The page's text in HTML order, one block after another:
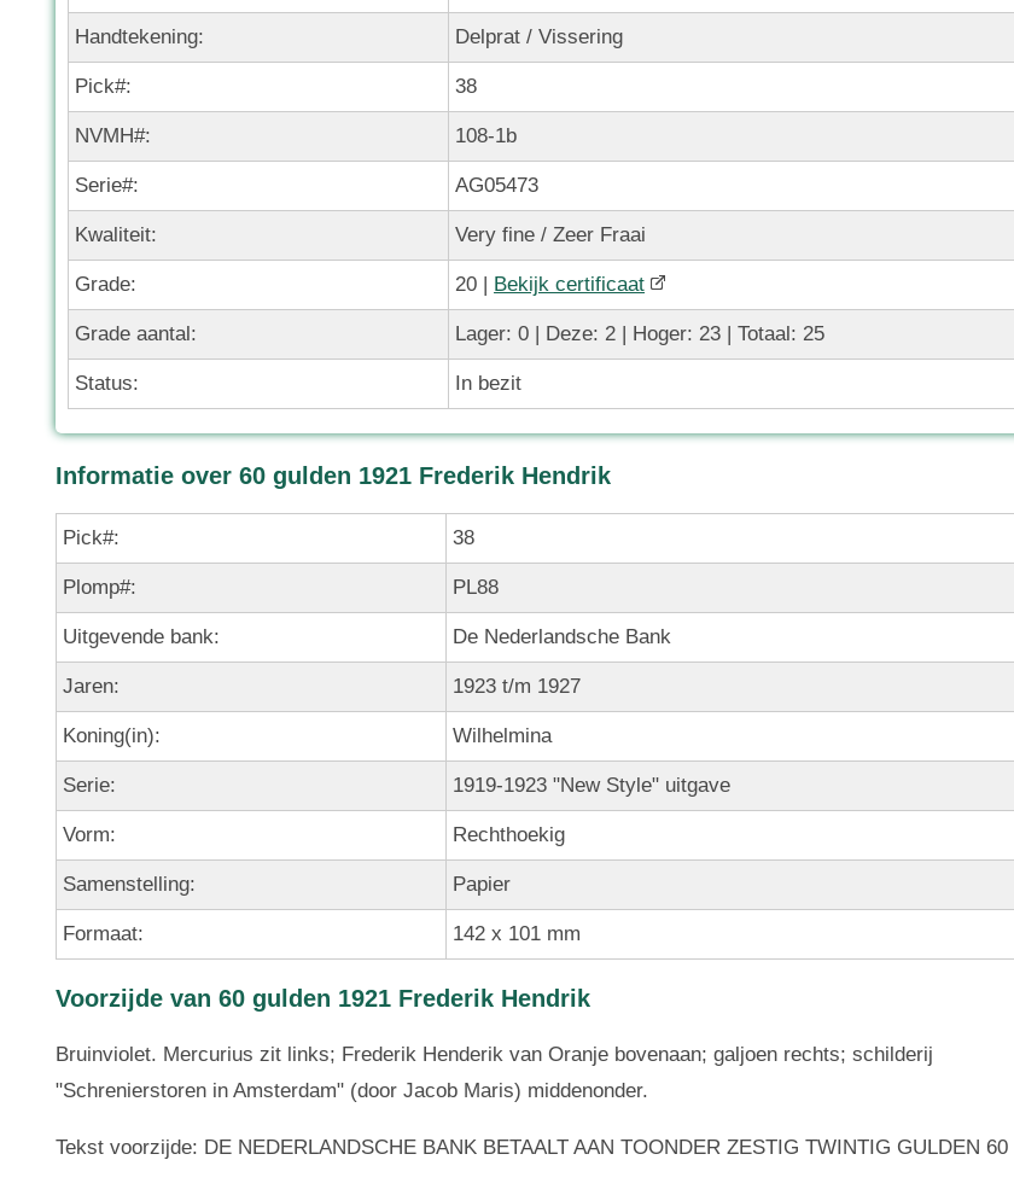
Handtekening: Delprat / Vissering
Pick#: 38
NVMH#: 108-1b
Serie#: AG05473
Kwaliteit: Very fine / Zeer Fraai
Grade: 20 | Bekijk certificaat
Grade aantal: Lager: 0 | Deze: 2 | Hoger: 23 | Totaal: 25
Status: In bezit
Informatie over 60 gulden 1921 Frederik Hendrik
Pick#: 38
Plomp#: PL88
Uitgevende bank: De Nederlandsche Bank
Jaren: 1923 t/m 1927
Koning(in): Wilhelmina
Serie: 1919-1923 "New Style" uitgave
Vorm: Rechthoekig
Samenstelling: Papier
Formaat: 142 x 101 mm
Voorzijde van 60 gulden 1921 Frederik Hendrik
Bruinviolet. Mercurius zit links; Frederik Henderik van Oranje bovenaan; galjoen rechts; schilderij
"Schrenierstoren in Amsterdam" (door Jacob Maris) middenonder.
Tekst voorzijde: DE NEDERLANDSCHE BANK BETAALT AAN TOONDER ZESTIG TWINTIG GULDEN 60